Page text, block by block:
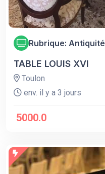
Rubrique: Antiquité
TABLE LOUIS XVI
Toulon
env. il y a 3 jours
5000.0